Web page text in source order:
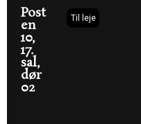
Post
en
10,
17.
sal,
dør
02
Til leje